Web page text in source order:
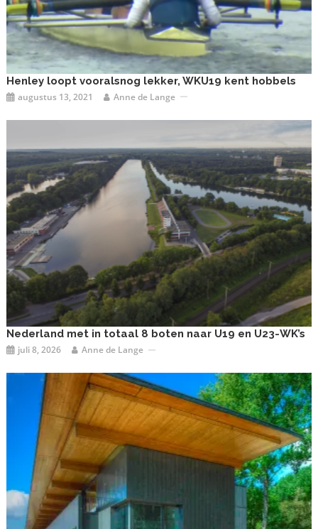
Henley loopt vooralsnog lekker, WKU19 kent hobbels
augustus 13, 2021 Anne de Lange
Nederland met in totaal 8 boten naar U19 en U23-WK’s
juli 8, 2026 Anne de Lange